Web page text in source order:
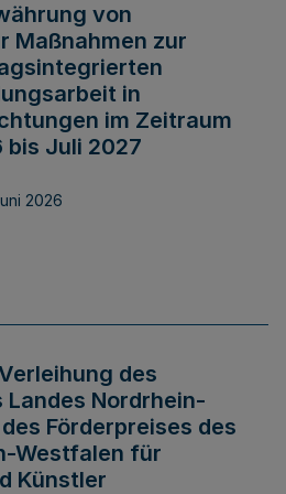
von
Maßnahmen zur
in
im Zeitraum
Juli 2027
2026
des
Nordrhein-
Förderpreises des
Westfalen für
Künstler